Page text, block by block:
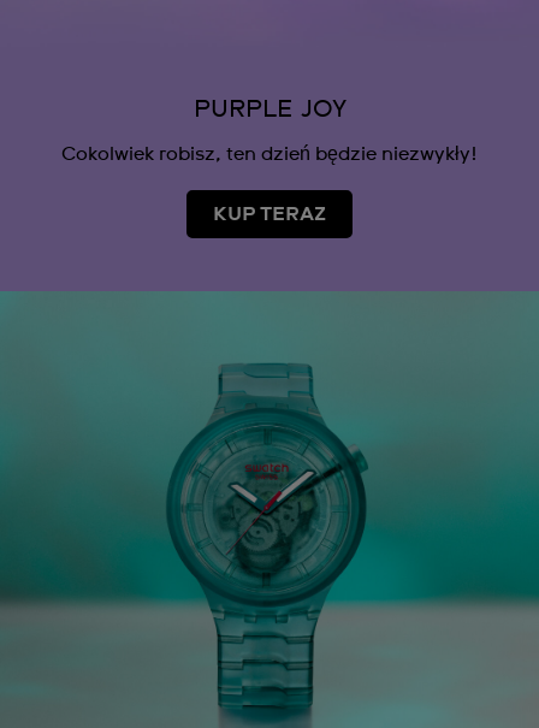
PURPLE JOY
Cokolwiek robisz, ten dzień będzie niezwykły!
KUP TERAZ